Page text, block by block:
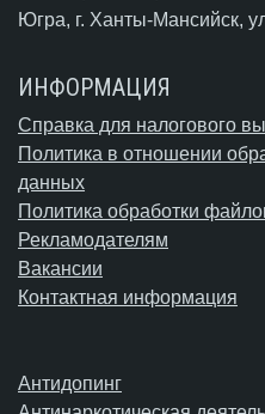
Югра, г. Ханты-Мансийск,
ИНФОРМАЦИЯ
Справка для налогового
Политика в отношении
данных
Политика обработки
Рекламодателям
Вакансии
Контактная информация
Антидопинг